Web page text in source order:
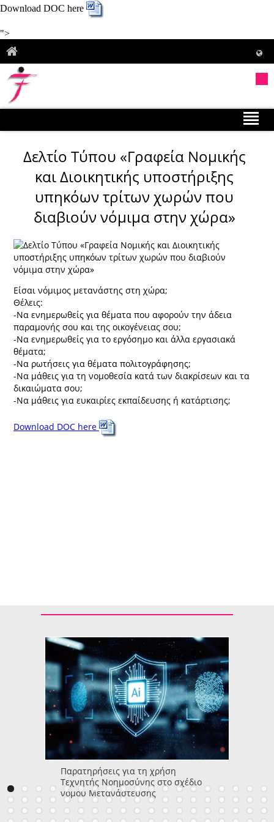
Download DOC here
">
Δελτίο Τύπου «Γραφεία Νομικής
και Διοικητικής υποστήριξης
υπηκόων τρίτων χωρών που
διαβιούν νόμιμα στην χώρα»
Είσαι νόμιμος μετανάστης στη χώρα;
Θέλεις:
-Να ενημερωθείς για θέματα που αφορούν την άδεια
παραμονής σου και της οικογένειας σου;
-Να ενημερωθείς για το εργόσημο και άλλα εργασιακά
θέματα;
-Να ρωτήσεις για θέματα πολιτογράφησης;
-Να μάθεις για τη νομοθεσία κατά των διακρίσεων και τα
δικαιώματα σου;
-Να μάθεις για ευκαιρίες εκπαίδευσης ή κατάρτισης;
Download DOC here
Παρατηρήσεις για τη χρήση
Τεχνητής Νοημοσύνης στο σχέδιο
νόμου Μετανάστευσης